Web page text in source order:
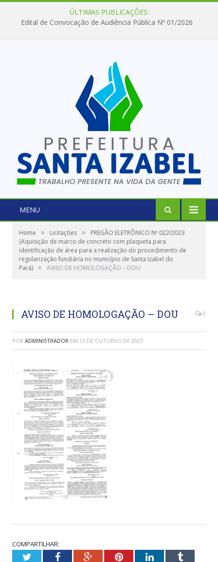
ÚLTIMAS PUBLICAÇÕES:
Edital de Convocação de Audiência Pública Nº 01/2026
MENU
Home » Licitações »
PREGÃO ELETRÔNICO Nº 022/2023
(Aquisição de marco de concreto com plaqueta para
identificação de área para a realização do procedimento de
regularização fundiária no município de Santa Izabel do
Pará) » AVISO DE HOMOLOGAÇÃO – DOU
AVISO DE HOMOLOGAÇÃO – DOU 0
POR ADMINISTRADOR EM 13 DE OUTUBRO DE 2023
COMPARTILHAR:
TwitterFacebookGoogle+PinterestLinkedInTumblr